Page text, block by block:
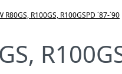
R80GS, R100GS, R100GSPD ´87-´90